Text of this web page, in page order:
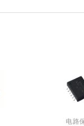
电路